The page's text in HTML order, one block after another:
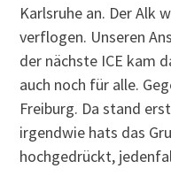
Karlsruhe an. Der Alk
verflogen. Unseren
der nächste ICE kam
auch noch für alle.
Freiburg. Da stand
irgendwie hats das
hochgedrückt,